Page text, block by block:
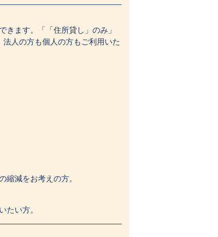
ます。「「住所貸し」のみ」
人の方も個人の方もご利用いた
減をお考えの方。
たい方。